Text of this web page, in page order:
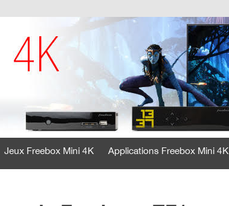
Jeux Freebox Mini 4K Applications Freebox Mini 4K